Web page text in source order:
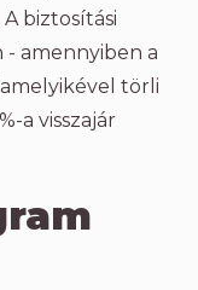
biztosítási
amennyiben a
törli
a visszajár